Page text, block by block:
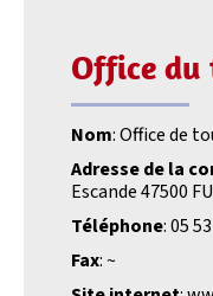
Office
Nom: Office de
Adresse de la
Escande 47500
Téléphone: 05
Fax: ~